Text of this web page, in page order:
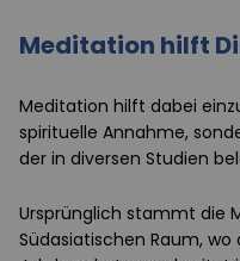
Meditation hilft
Meditation hilft dabei
spirituelle Annahme,
der in diversen Studien
Ursprünglich stammt die
Südasiatischen Raum, wo